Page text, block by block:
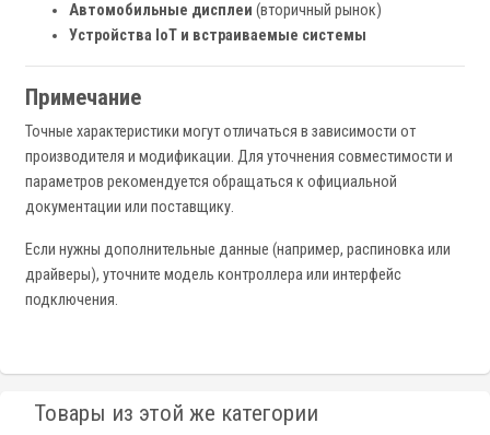
Автомобильные дисплеи (вторичный рынок)
Устройства IoT и встраиваемые системы
Примечание
Точные характеристики могут отличаться в зависимости от
производителя и модификации. Для уточнения совместимости и
параметров рекомендуется обращаться к официальной
документации или поставщику.
Если нужны дополнительные данные (например, распиновка или
драйверы), уточните модель контроллера или интерфейс
подключения.
Товары из этой же категории